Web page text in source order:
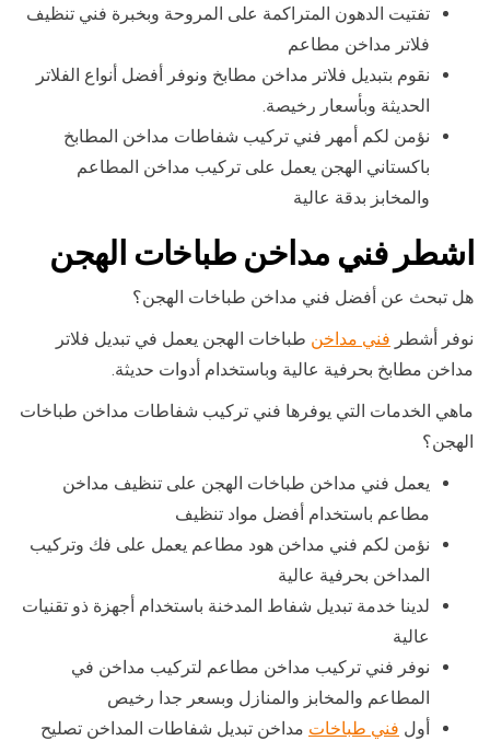
تفتيت الدهون المتراكمة على المروحة وبخبرة فني تنظيف
فلاتر مداخن مطاعم
نقوم بتبديل فلاتر مداخن مطابخ ونوفر أفضل أنواع الفلاتر
الحديثة وبأسعار رخيصة.
نؤمن لكم أمهر فني تركيب شفاطات مداخن المطابخ
باكستاني الهجن يعمل على تركيب مداخن المطاعم
والمخابز بدقة عالية
اشطر فني مداخن طباخات الهجن
هل تبحث عن أفضل فني مداخن طباخات الهجن؟
نوفر أشطر فني مداخن طباخات الهجن يعمل في تبديل فلاتر
مداخن مطابخ بحرفية عالية وباستخدام أدوات حديثة.
ماهي الخدمات التي يوفرها فني تركيب شفاطات مداخن طباخات
الهجن؟
يعمل فني مداخن طباخات الهجن على تنظيف مداخن
مطاعم باستخدام أفضل مواد تنظيف
نؤمن لكم فني مداخن هود مطاعم يعمل على فك وتركيب
المداخن بحرفية عالية
لدينا خدمة تبديل شفاط المدخنة باستخدام أجهزة ذو تقنيات
عالية
نوفر فني تركيب مداخن مطاعم لتركيب مداخن في
المطاعم والمخابز والمنازل وبسعر جدا رخيص
أول فني طباخات مداخن تبديل شفاطات المداخن تصليح